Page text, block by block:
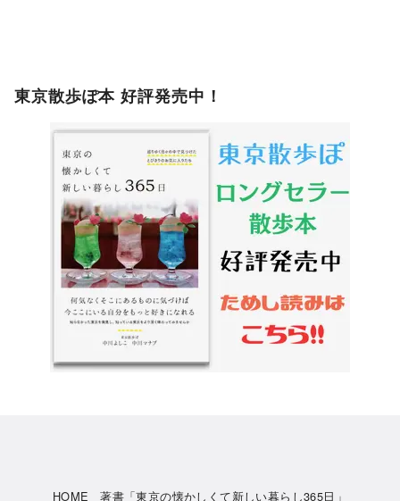
東京散歩ぽ本 好評発売中！
HOME 著書「東京の懐かしくて新しい暮らし365日」